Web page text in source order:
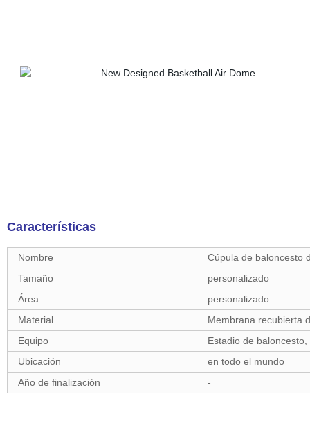
Características
Nombre
Cúpula de baloncesto
Tamaño
personalizado
Área
personalizado
Material
Membrana recubierta
Equipo
Estadio de
Ubicación
en todo el mundo
Año de finalización
-